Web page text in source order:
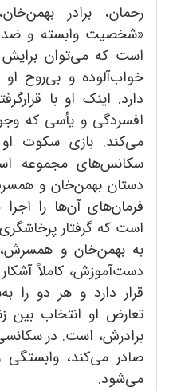
رحمان، برادر
«شخصیت وابسته و ضد
است که می‌توان
خواب‌آلوده و بی‌روح
دارد. اینک او با
افسردگی و یأسی که
می‌کند. بازی سکوت
سکانس‌های مجموعه
دستان بهمن‌خان و
فرمان‌های آن‌ها را
است که گرفتار
به بهمن‌خان و
دست‌آموزش، کاملاً
قرار دارد و هر دو را
تعارض او انتخاب بین
برادرش، است. در
صادر می‌کند، وابستگی
می‌شود.